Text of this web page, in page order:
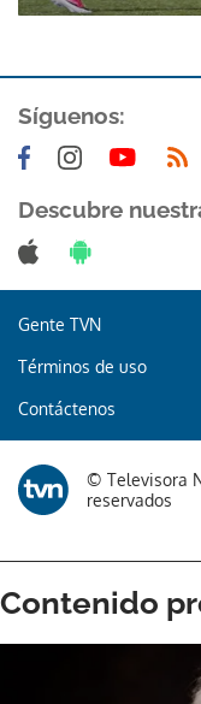
Síguenos:
Descubre
Gente TVN
Términos de uso
Contáctenos
© Televisora
reservados